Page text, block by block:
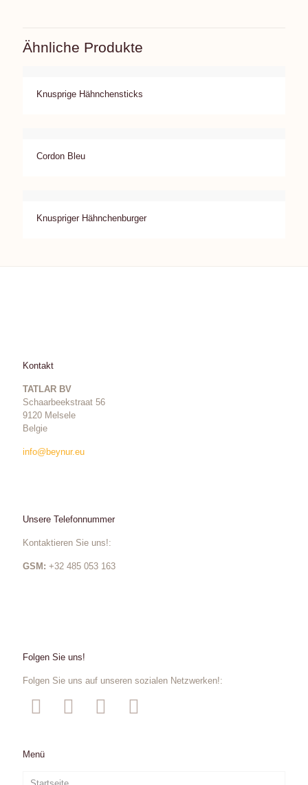
Ähnliche Produkte
Knusprige Hähnchensticks
Cordon Bleu
Knuspriger Hähnchenburger
Kontakt
TATLAR BV
Schaarbeekstraat 56
9120 Melsele
Belgie
info@beynur.eu
Unsere Telefonnummer
Kontaktieren Sie uns!:
GSM: +32 485 053 163
Folgen Sie uns!
Folgen Sie uns auf unseren sozialen Netzwerken!:
Menü